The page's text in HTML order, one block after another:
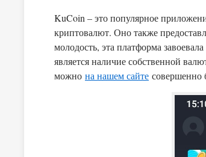
KuCoin – это популярное
криптовалют. Оно также
молодость, эта платформа
является наличие собственной
можно на нашем сайте